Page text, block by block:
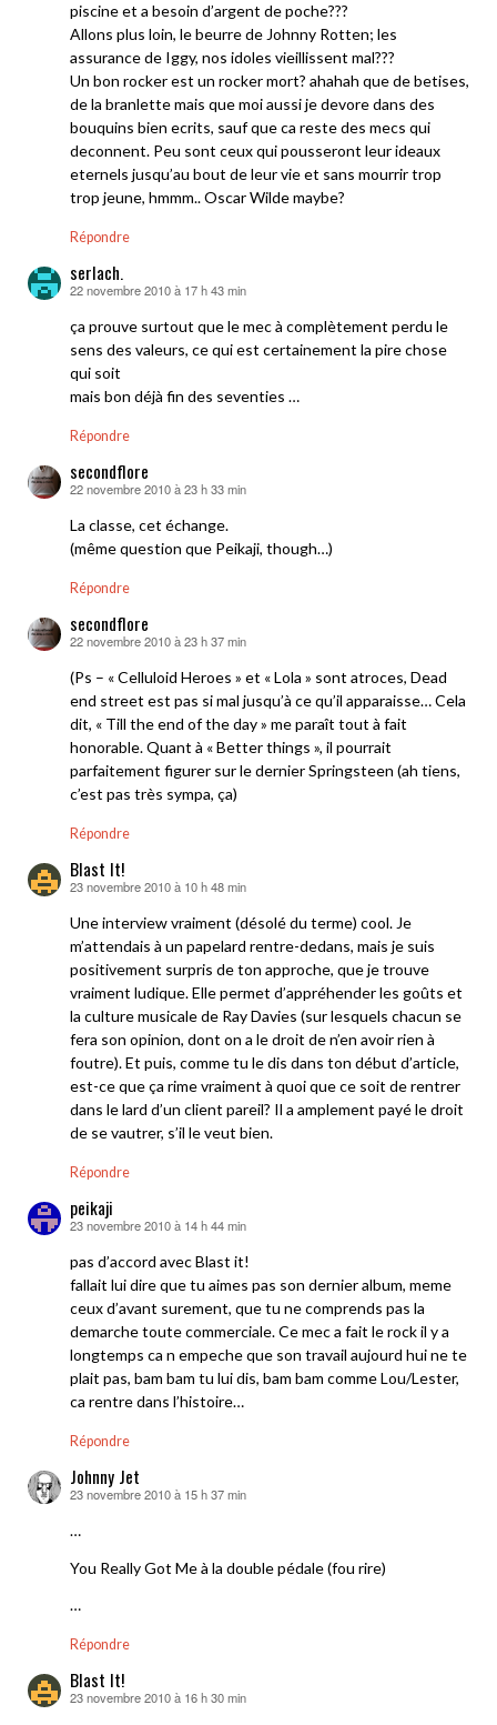
piscine et a besoin d’argent de poche???
Allons plus loin, le beurre de Johnny Rotten; les
assurance de Iggy, nos idoles vieillissent mal???
Un bon rocker est un rocker mort? ahahah que de betises,
de la branlette mais que moi aussi je devore dans des
bouquins bien ecrits, sauf que ca reste des mecs qui
deconnent. Peu sont ceux qui pousseront leur ideaux
eternels jusqu’au bout de leur vie et sans mourrir trop
trop jeune, hmmm.. Oscar Wilde maybe?
Répondre
serlach.
dit :
22 novembre 2010 à 17 h 43 min
ça prouve surtout que le mec à complètement perdu le
sens des valeurs, ce qui est certainement la pire chose
qui soit
mais bon déjà fin des seventies …
Répondre
secondflore
dit :
22 novembre 2010 à 23 h 33 min
La classe, cet échange.
(même question que Peikaji, though…)
Répondre
secondflore
dit :
22 novembre 2010 à 23 h 37 min
(Ps – « Celluloid Heroes » et « Lola » sont atroces, Dead
end street est pas si mal jusqu’à ce qu’il apparaisse… Cela
dit, « Till the end of the day » me paraît tout à fait
honorable. Quant à « Better things », il pourrait
parfaitement figurer sur le dernier Springsteen (ah tiens,
c’est pas très sympa, ça)
Répondre
Blast It!
dit :
23 novembre 2010 à 10 h 48 min
Une interview vraiment (désolé du terme) cool. Je
m’attendais à un papelard rentre-dedans, mais je suis
positivement surpris de ton approche, que je trouve
vraiment ludique. Elle permet d’appréhender les goûts et
la culture musicale de Ray Davies (sur lesquels chacun se
fera son opinion, dont on a le droit de n’en avoir rien à
foutre). Et puis, comme tu le dis dans ton début d’article,
est-ce que ça rime vraiment à quoi que ce soit de rentrer
dans le lard d’un client pareil? Il a amplement payé le droit
de se vautrer, s’il le veut bien.
Répondre
peikaji
dit :
23 novembre 2010 à 14 h 44 min
pas d’accord avec Blast it!
fallait lui dire que tu aimes pas son dernier album, meme
ceux d’avant surement, que tu ne comprends pas la
demarche toute commerciale. Ce mec a fait le rock il y a
longtemps ca n empeche que son travail aujourd hui ne te
plait pas, bam bam tu lui dis, bam bam comme Lou/Lester,
ca rentre dans l’histoire…
Répondre
Johnny Jet
dit :
23 novembre 2010 à 15 h 37 min
…
You Really Got Me à la double pédale (fou rire)
…
Répondre
Blast It!
dit :
23 novembre 2010 à 16 h 30 min